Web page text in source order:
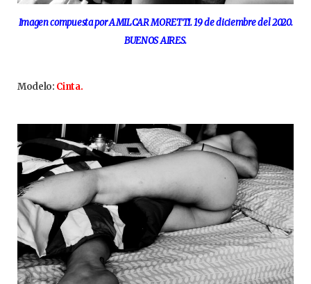
Imagen compuesta por AMILCAR MORETTI. 19 de diciembre del 2020.
BUENOS AIRES.
Modelo: Cinta.